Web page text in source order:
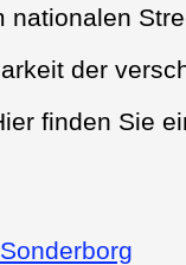
der
finden Sie
Sonderborg